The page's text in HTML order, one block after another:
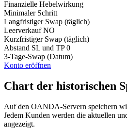
Finanzielle Hebelwirkung
Minimaler Schritt
Langfristiger Swap (täglich)
Leerverkauf NO
Kurzfristiger Swap (täglich)
Abstand SL und TP 0
3-Tage-Swap (Datum)
Konto eröffnen
Chart der historischen
Auf den OANDA-Servern speichern
Jedem Kunden werden die aktuellen
angezeigt.